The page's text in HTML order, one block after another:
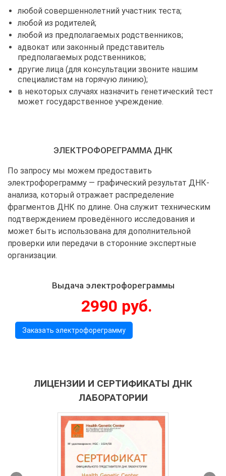
любой совершеннолетний участник теста;
любой из родителей;
любой из предполагаемых родственников;
адвокат или законный представитель
предполагаемых родственников;
другие лица (для консультации звоните нашим
специалистам на горячую линию);
в некоторых случаях назначить генетический тест
может государственное учреждение.
ЭЛЕКТРОФОРЕГРАММА ДНК
По запросу мы можем предоставить
электрофореграмму — графический результат ДНК-
анализа, который отражает распределение
фрагментов ДНК по длине. Она служит техническим
подтверждением проведённого исследования и
может быть использована для дополнительной
проверки или передачи в сторонние экспертные
организации.
Выдача электрофореграммы
2990 руб.
Заказать электрофореграмму
ЛИЦЕНЗИИ И СЕРТИФИКАТЫ ДНК
ЛАБОРАТОРИИ